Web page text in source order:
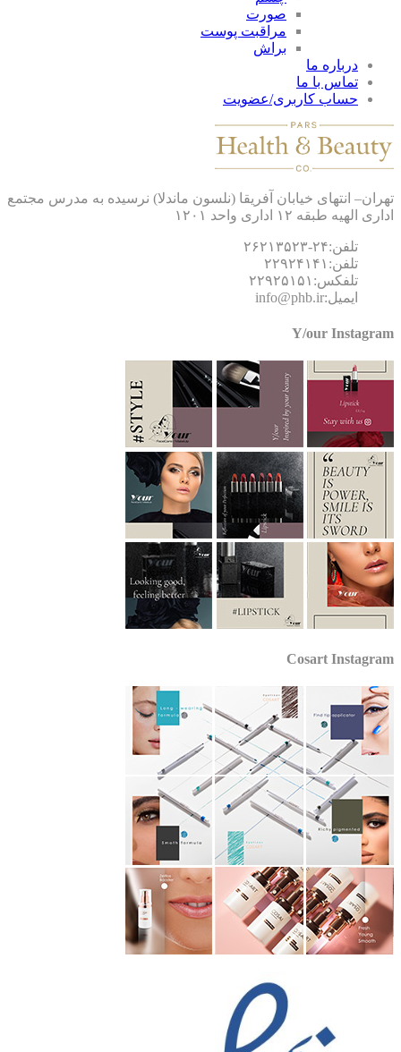
صورت
مراقبت پوست
براش
درباره ما
تماس با ما
حساب کاربری/عضویت
انتهای خیابان آفریقا (نلسون ماندلا) نرسیده به مدرس مجتمع
الهیه طبقه ۱۲ اداری واحد ۱۲۰۱
تلفن:۲۴-۲۶۲۱۳۵۲۳
تلفن:۲۲۹۲۴۱۴۱
تلفکس:۲۲۹۲۵۱۵۱
ایمیل:info@phb.ir
Y/our
Cosart